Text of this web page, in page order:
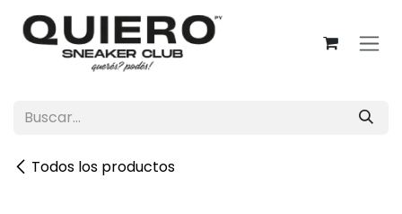
Ir al contenido
Todos los productos